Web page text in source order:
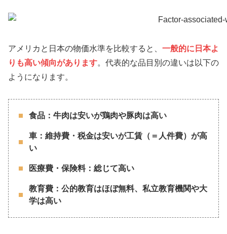
アメリカと日本の物価水準を比較すると、 一般的に日本よ
りも高い傾向があります。代表的な品目別の違いは以下の
ようになります。
食品：牛肉は安いが鶏肉や豚肉は高い
車：維持費・税金は安いが工賃（＝人件費）が高
い
医療費・保険料：総じて高い
教育費：公的教育はほぼ無料、私立教育機関や大
学は高い